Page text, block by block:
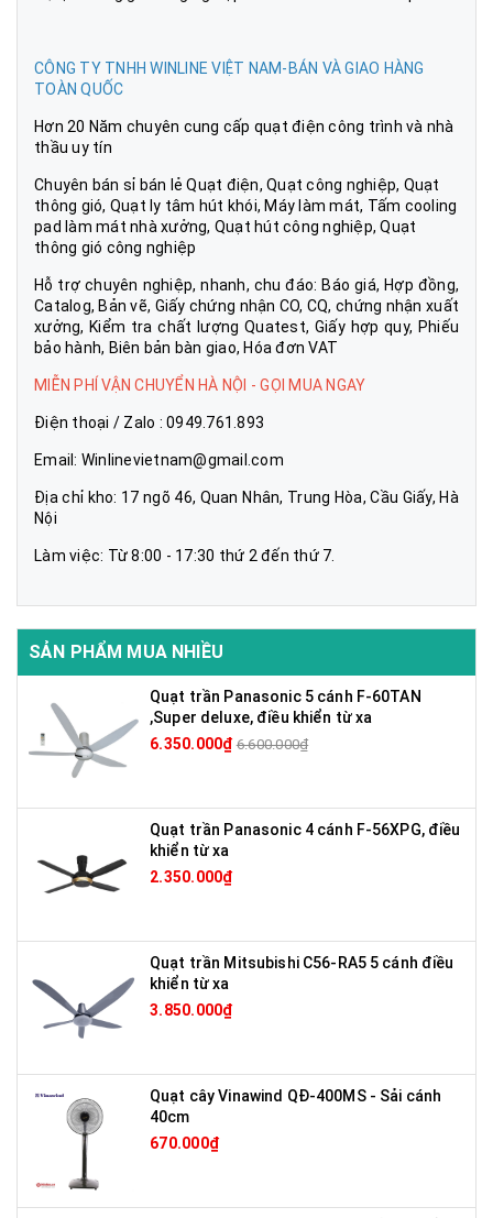
CÔNG TY TNHH WINLINE VIỆT NAM-BÁN VÀ GIAO HÀNG
TOÀN QUỐC
Hơn 20 Năm chuyên cung cấp quạt điện công trình và nhà
thầu uy tín
Chuyên bán sỉ bán lẻ Quạt điện, Quạt công nghiệp, Quạt
thông gió, Quạt ly tâm hút khói, Máy làm mát, Tấm cooling
pad làm mát nhà xưởng, Quạt hút công nghiệp, Quạt
thông gió công nghiệp
Hỗ trợ chuyên nghiệp, nhanh, chu đáo: Báo giá, Hợp đồng,
Catalog, Bản vẽ, Giấy chứng nhận CO, CQ, chứng nhận xuất
xưởng, Kiểm tra chất lượng Quatest, Giấy hợp quy, Phiếu
bảo hành, Biên bản bàn giao, Hóa đơn VAT
MIỄN PHÍ VẬN CHUYỂN HÀ NỘI - GỌI MUA NGAY
Điện thoại / Zalo : 0949.761.893
Email: Winlinevietnam@gmail.com
Địa chỉ kho: 17 ngõ 46, Quan Nhân, Trung Hòa, Cầu Giấy, Hà
Nội
Làm việc: Từ 8:00 - 17:30 thứ 2 đến thứ 7.
SẢN PHẨM MUA NHIỀU
Quạt trần Panasonic 5 cánh F-60TAN
,Super deluxe, điều khiển từ xa
6.350.000₫ 6.600.000₫
Quạt trần Panasonic 4 cánh F-56XPG, điều
khiển từ xa
2.350.000₫
Quạt trần Mitsubishi C56-RA5 5 cánh điều
khiển từ xa
3.850.000₫
Quạt cây Vinawind QĐ-400MS - Sải cánh
40cm
670.000₫